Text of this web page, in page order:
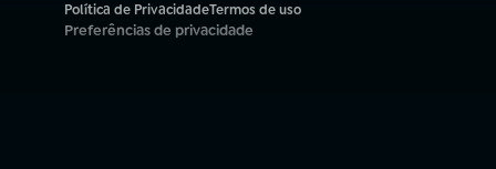
Política de Privacidade
(abre em nova aba)
Termos de uso
(abre em nova aba)
Preferências de privacidade